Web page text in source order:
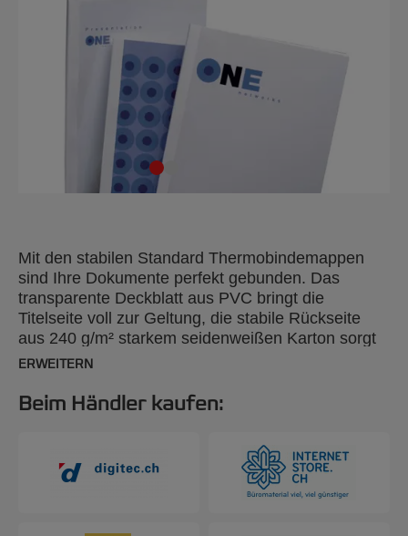
Mit den stabilen Standard Thermobindemappen
sind Ihre Dokumente perfekt gebunden. Das
transparente Deckblatt aus PVC bringt die
Titelseite voll zur Geltung, die stabile Rückseite
aus 240 g/m² starkem seidenweißen Karton sorgt
für Stabilität. A4, 6 mm, 100 Stück.
ERWEITERN
Beim Händler kaufen: